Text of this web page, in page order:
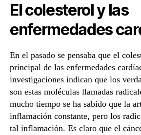
El colesterol y las
enfermedades
En el pasado se pensaba que el
principal de las enfermedades
investigaciones indican que los
son estas moléculas llamadas
mucho tiempo se ha sabido que la
inflamación constante, pero los
tal inflamación. Es claro que el